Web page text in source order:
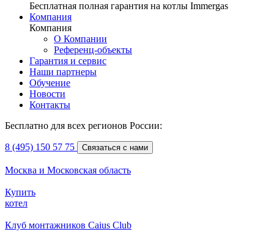
Бесплатная полная гарантия на котлы Immergas
Компания
Компания
О Компании
Референц-объекты
Гарантия и сервис
Наши партнеры
Обучение
Новости
Контакты
Бесплатно для всех регионов России:
8 (495) 150 57 75 Связаться с нами
Москва и Московская область
Купить
котел
Клуб монтажников Caius Club